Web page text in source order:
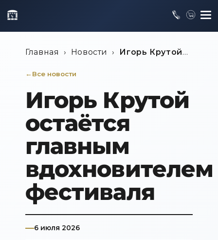
Главная › Новости › Игорь Крутой
фестиваля
Все новости
Игорь Крутой
остаётся
главным
вдохновителем
фестиваля
6 июля 2026